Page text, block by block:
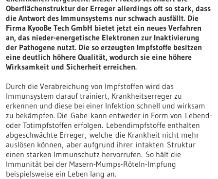
Oberflächenstruktur der Erreger allerdings oft so stark, dass
die Antwort des Immunsystems nur schwach ausfällt. Die
Firma KyooBe Tech GmbH bietet jetzt ein neues Verfahren
an, das nieder-energetische Elektronen zur Inaktivierung
der Pathogene nutzt. Die so erzeugten Impfstoffe besitzen
eine deutlich höhere Qualität, wodurch sie eine höhere
Wirksamkeit und Sicherheit erreichen.
Durch die Verabreichung von Impfstoffen wird das
Immunsystem darauf trainiert, Krankheitserreger zu
erkennen und diese bei einer Infektion schnell und wirksam
zu bekämpfen. Die Gabe kann entweder in Form von Lebend-
oder Totimpfstoffen erfolgen. Lebendimpfstoffe enthalten
abgeschwächte Erreger, welche die Krankheit nicht mehr
auslösen können, aber aufgrund ihrer intakten Struktur
einen starken Immunschutz hervorrufen. So hält die
Immunität bei der Masern-Mumps-Röteln-Impfung
beispielsweise ein Leben lang an.